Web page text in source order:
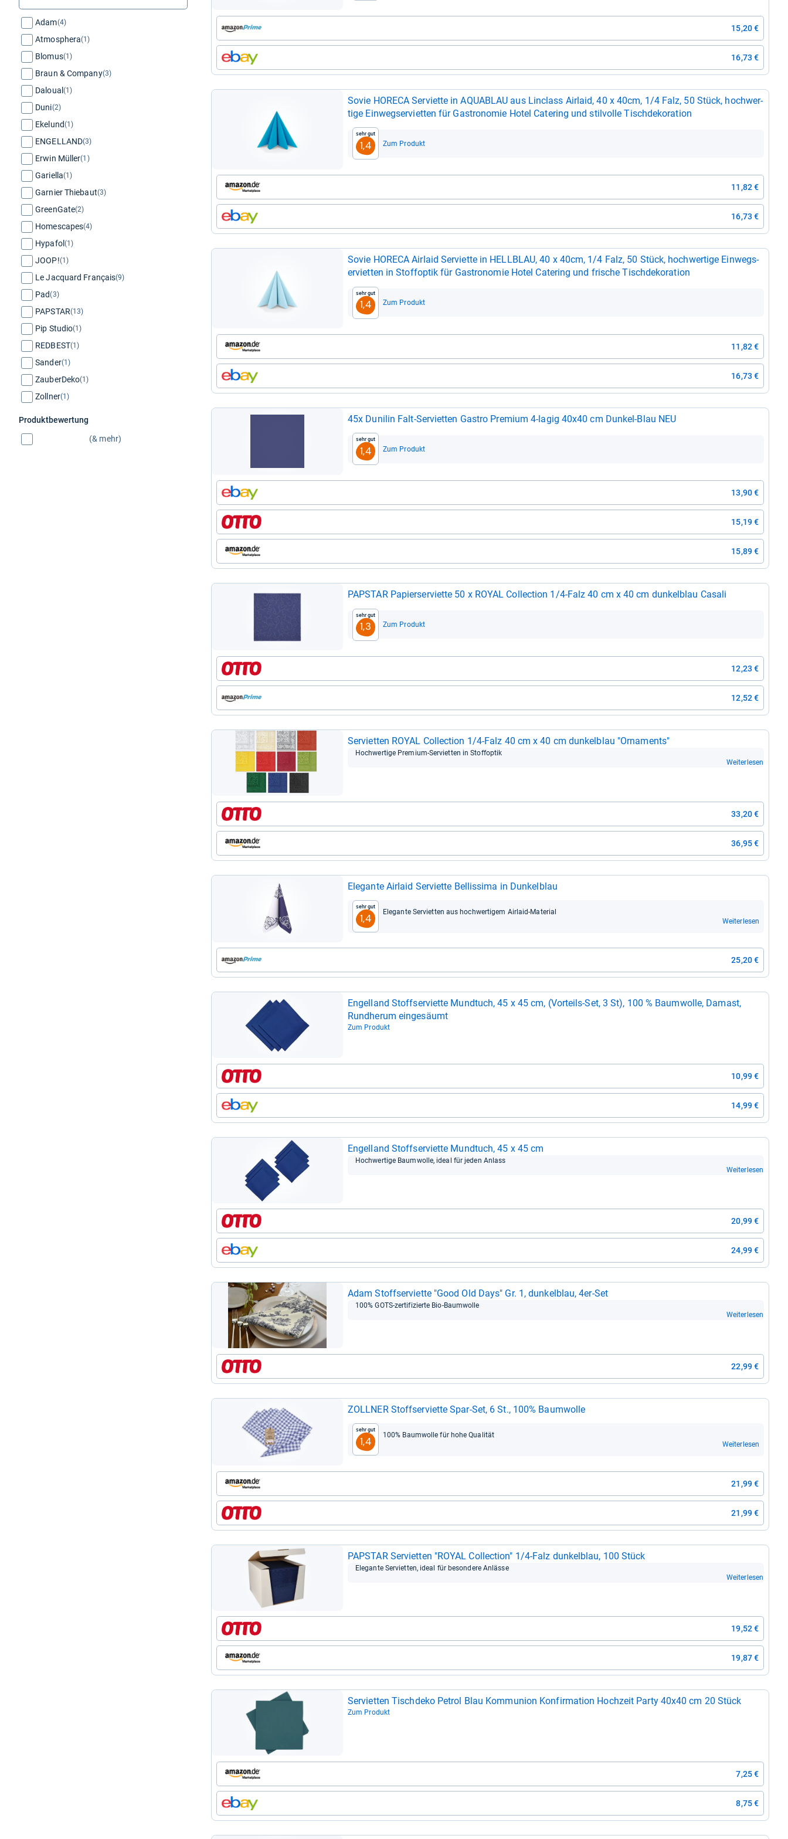
Adam(4)
Atmosphera(1)
Blomus(1)
Braun & Company(3)
Daloual (1)
Duni(2)
Ekelund(1)
ENGELLAND(3)
Erwin Müller(1)
Gariella(1)
Garnier Thiebaut(3)
GreenGate(2)
Homescapes(4)
Hypafol (1)
JOOP!(1)
Le Jacquard Français(9)
Pad(3)
PAPSTAR(13)
Pip Studio(1)
REDBEST(1)
Sander(1)
ZauberDeko(1)
Zollner(1)
Produktbewertung
(& mehr)
15,20 €
16,73 €
Sovie HORECA Ser­vi­ette in AQUA­B­LAU aus Lin­class Air­laid, 40 x 40cm, 1/4 Falz, 50 Stück, hoch­wer­
tige Ein­wegs­er­vi­et­ten für Gastro­no­mie Hotel Cate­ring und stil­volle Tisch­de­ko­ra­tion
Sehr gut
1,4 Zum Produkt
11,82 €
16,73 €
Sovie HORECA Air­laid Ser­vi­ette in HELL­BLAU, 40 x 40cm, 1/4 Falz, 50 Stück, hoch­wer­tige Ein­wegs­
er­vi­et­ten in Stoff­op­tik für Gastro­no­mie Hotel Cate­ring und fri­sche Tisch­de­ko­ra­tion
Sehr gut
1,4 Zum Produkt
11,82 €
16,73 €
45x Duni­lin Falt-​Ser­vi­et­ten Gastro Pre­mium 4-​lagig 40x40 cm Dun­kel-​Blau NEU
Sehr gut
1,4 Zum Produkt
13,90 €
15,19 €
15,89 €
PAPSTAR Papier­ser­vi­ette 50 x ROYAL Col­lec­tion 1/4-​Falz 40 cm x 40 cm dun­kel­blau Casali
Sehr gut
1,3 Zum Produkt
12,23 €
12,52 €
Ser­vi­et­ten ROYAL Col­lec­tion 1/4-​Falz 40 cm x 40 cm dun­kel­blau "Orna­ments"
Hoch­wer­tige Pre­mium-​Ser­vi­et­ten in Stoff­op­tik
Weiterlesen
33,20 €
36,95 €
Ele­gante Air­laid Ser­vi­ette Bel­lis­sima in Dun­kel­blau
Sehr gut
1,4
Ele­gante Ser­vi­et­ten aus hoch­wer­ti­gem Air­laid-​Mate­rial
Weiterlesen
25,20 €
Engel­land Stoffs­er­vi­ette Mund­tuch, 45 x 45 cm, (Vor­teils-​Set, 3 St), 100 % Baum­wolle, Damast,
Rund­herum ein­ge­säumt
Zum Produkt
10,99 €
14,99 €
Engel­land Stoffs­er­vi­ette Mund­tuch, 45 x 45 cm
Hoch­wer­tige Baum­wolle, ideal für jeden Anlass
Weiterlesen
20,99 €
24,99 €
Adam Stoffs­er­vi­ette "Good Old Days" Gr. 1, dun­kel­blau, 4er-​Set
100% GOTS-​zer­ti­fi­zierte Bio-​Baum­wolle
Weiterlesen
22,99 €
ZOLL­NER Stoffs­er­vi­ette Spar-​Set, 6 St., 100% Baum­wolle
Sehr gut
1,4
100% Baum­wolle für hohe Qua­li­tät
Weiterlesen
21,99 €
21,99 €
PAPSTAR Ser­vi­et­ten "ROYAL Col­lec­tion" 1/4-​Falz dun­kel­blau, 100 Stück
Ele­gante Ser­vi­et­ten, ideal für beson­dere Anlässe
Weiterlesen
19,52 €
19,87 €
Ser­vi­et­ten Tisch­deko Petrol Blau Kom­mu­nion Kon­fir­ma­tion Hoch­zeit Party 40x40 cm 20 Stück
Zum Produkt
7,25 €
8,75 €